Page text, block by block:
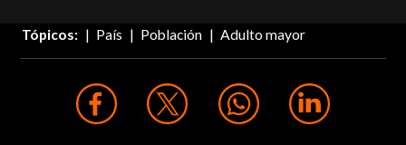
Tópicos: País Población Adulto mayor